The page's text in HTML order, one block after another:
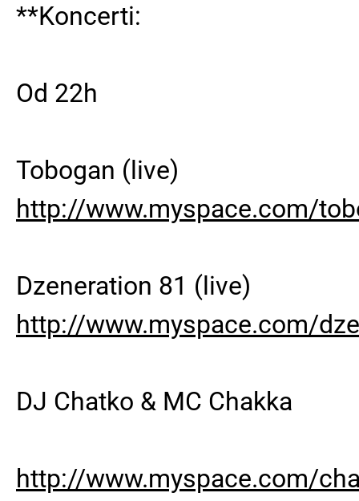
**Koncerti:
Od 22h
Tobogan (live)
http://www.myspace.com/
Dzeneration 81 (live)
http://www.myspace.com/
DJ Chatko & MC Chakka
http://www.myspace.com/